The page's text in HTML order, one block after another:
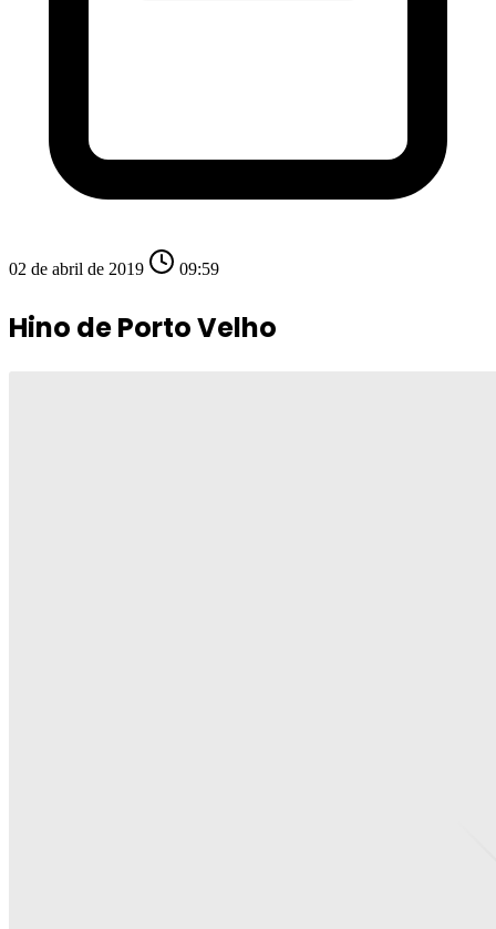
02 de abril de 2019 09:59
Hino de Porto Velho